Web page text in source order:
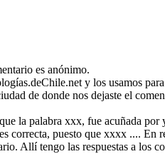
es anónimo.
y los usamos
de donde nos dejaste el
la palabra xxx, fue acuñada por
correcta, puesto que xxxx .... En
Allí tengo las respuestas a los